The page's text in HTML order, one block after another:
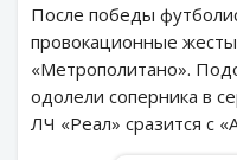
После победы
провокационные
«Метрополитано».
одолели соперника в
ЛЧ «Реал» сразится с